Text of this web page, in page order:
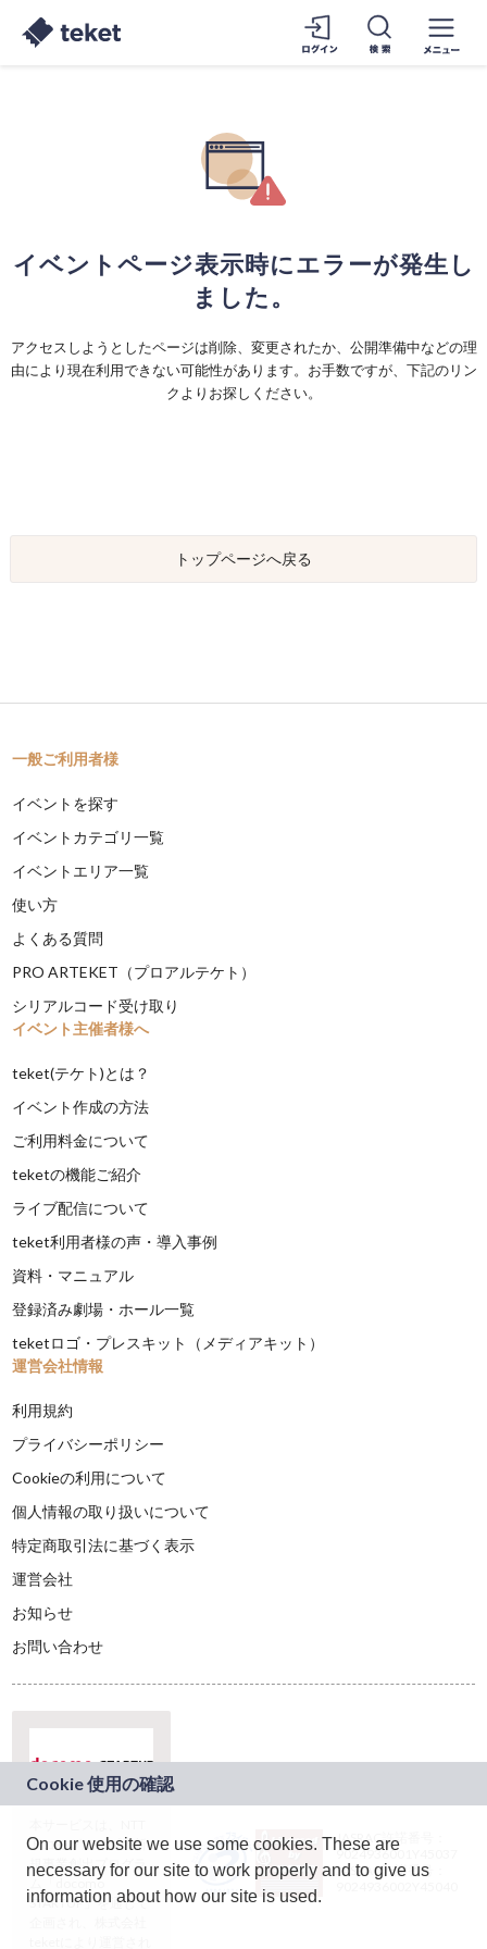
イベントページ表示時にエラーが発生し
ました。
アクセスしようとしたページは削除、変更されたか、公開準備中などの理
由により現在利用できない可能性があります。お手数ですが、下記のリン
クよりお探しください。
トップページへ戻る
一般ご利用者様
イベントを探す
イベントカテゴリ一覧
イベントエリア一覧
使い方
よくある質問
PRO ARTEKET（プロアルテケト）
シリアルコード受け取り
イベント主催者様へ
teket(テケト)とは？
イベント作成の方法
ご利用料金について
teketの機能ご紹介
ライブ配信について
teket利用者様の声・導入事例
資料・マニュアル
登録済み劇場・ホール一覧
teketロゴ・プレスキット（メディアキット）
運営会社情報
利用規約
プライバシーポリシー
Cookieの利用について
個人情報の取り扱いについて
特定商取引法に基づく表示
運営会社
お知らせ
お問い合わせ
ドコモグループの新
規事業創出プログラ
ム「docomo
STARTUP」を通じて
JASRAC許諾番号：
9024936001Y45037
JASRAC許諾番号：
On our website we use some cookies. These are
necessary for our site to work properly and to give us
information about how our site is used.